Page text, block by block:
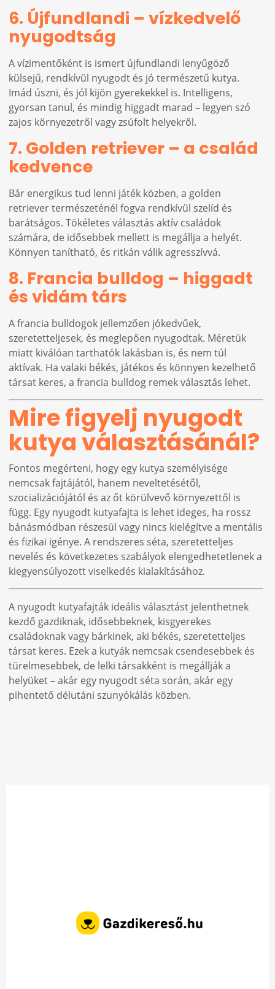
6. Újfundlandi – vízkedvelő
nyugodtság
A vízimentőként is ismert újfundlandi lenyűgöző
külsejű, rendkívül nyugodt és jó természetű kutya.
Imád úszni, és jól kijön gyerekekkel is. Intelligens,
gyorsan tanul, és mindig higgadt marad – legyen szó
zajos környezetről vagy zsúfolt helyekről.
7. Golden retriever – a család
kedvence
Bár energikus tud lenni játék közben, a golden
retriever természeténél fogva rendkívül szelíd és
barátságos. Tökéletes választás aktív családok
számára, de idősebbek mellett is megállja a helyét.
Könnyen tanítható, és ritkán válik agresszívvá.
8. Francia bulldog – higgadt
és vidám társ
A francia bulldogok jellemzően jókedvűek,
szeretetteljesek, és meglepően nyugodtak. Méretük
miatt kiválóan tarthatók lakásban is, és nem túl
aktívak. Ha valaki békés, játékos és könnyen kezelhető
társat keres, a francia bulldog remek választás lehet.
Mire figyelj nyugodt
kutya választásánál?
Fontos megérteni, hogy egy kutya személyisége
nemcsak fajtájától, hanem neveltetésétől,
szocializációjától és az őt körülvevő környezettől is
függ. Egy nyugodt kutyafajta is lehet ideges, ha rossz
bánásmódban részesül vagy nincs kielégítve a mentális
és fizikai igénye. A rendszeres séta, szeretetteljes
nevelés és következetes szabályok elengedhetetlenek a
kiegyensúlyozott viselkedés kialakításához.
A nyugodt kutyafajták ideális választást jelenthetnek
kezdő gazdiknak, idősebbeknek, kisgyerekes
családoknak vagy bárkinek, aki békés, szeretetteljes
társat keres. Ezek a kutyák nemcsak csendesebbek és
türelmesebbek, de lelki társakként is megállják a
helyüket – akár egy nyugodt séta során, akár egy
pihentető délutáni szunyókálás közben.